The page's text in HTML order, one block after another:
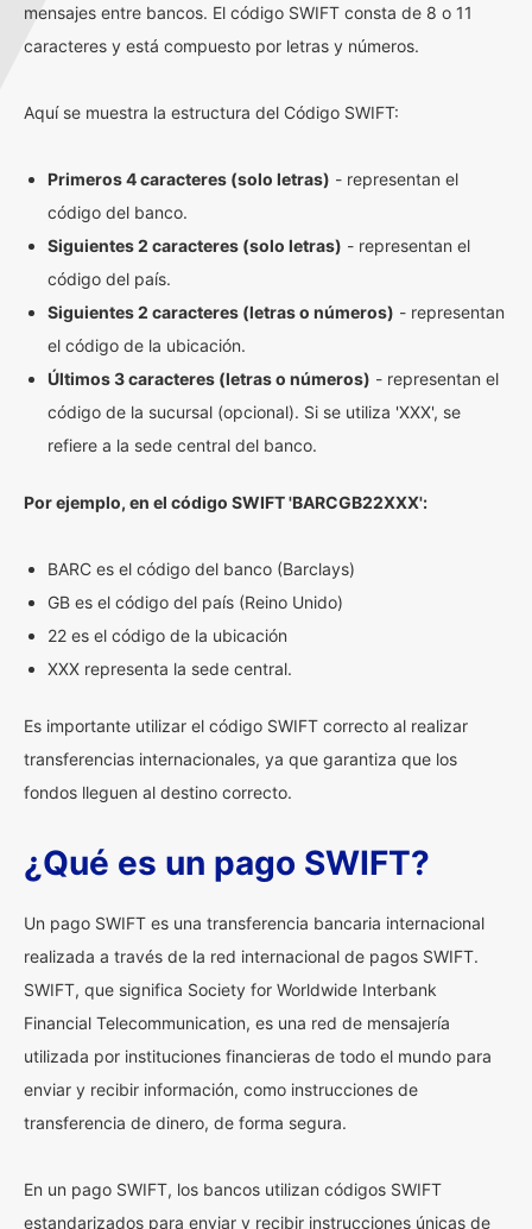
mensajes entre bancos. El código SWIFT consta de 8 o 11
caracteres y está compuesto por letras y números.
Aquí se muestra la estructura del Código SWIFT:
Primeros 4 caracteres (solo letras) - representan el
código del banco.
Siguientes 2 caracteres (solo letras) - representan el
código del país.
Siguientes 2 caracteres (letras o números) - representan
el código de la ubicación.
Últimos 3 caracteres (letras o números) - representan el
código de la sucursal (opcional). Si se utiliza 'XXX', se
refiere a la sede central del banco.
Por ejemplo, en el código SWIFT 'BARCGB22XXX':
BARC es el código del banco (Barclays)
GB es el código del país (Reino Unido)
22 es el código de la ubicación
XXX representa la sede central.
Es importante utilizar el código SWIFT correcto al realizar
transferencias internacionales, ya que garantiza que los
fondos lleguen al destino correcto.
¿Qué es un pago SWIFT?
Un pago SWIFT es una transferencia bancaria internacional
realizada a través de la red internacional de pagos SWIFT.
SWIFT, que significa Society for Worldwide Interbank
Financial Telecommunication, es una red de mensajería
utilizada por instituciones financieras de todo el mundo para
enviar y recibir información, como instrucciones de
transferencia de dinero, de forma segura.
En un pago SWIFT, los bancos utilizan códigos SWIFT
estandarizados para enviar y recibir instrucciones únicas de